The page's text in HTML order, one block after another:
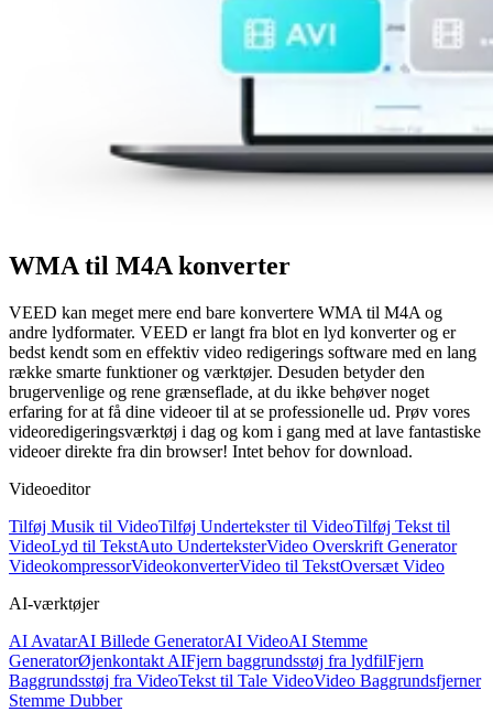
WMA til M4A konverter
VEED kan meget mere end bare konvertere WMA til M4A og
andre lydformater. VEED er langt fra blot en lyd konverter og er
bedst kendt som en effektiv video redigerings software med en lang
række smarte funktioner og værktøjer. Desuden betyder den
brugervenlige og rene grænseflade, at du ikke behøver noget
erfaring for at få dine videoer til at se professionelle ud. Prøv vores
videoredigeringsværktøj i dag og kom i gang med at lave fantastiske
videoer direkte fra din browser! Intet behov for download.
Videoeditor
Tilføj Musik til VideoTilføj Undertekster til VideoTilføj Tekst til
VideoLyd til TekstAuto UnderteksterVideo Overskrift Generator
VideokompressorVideokonverterVideo til TekstOversæt Video
AI-værktøjer
AI AvatarAI Billede GeneratorAI VideoAI Stemme
GeneratorØjenkontakt AIFjern baggrundsstøj fra lydfilFjern
Baggrundsstøj fra VideoTekst til Tale VideoVideo Baggrundsfjerner
Stemme Dubber